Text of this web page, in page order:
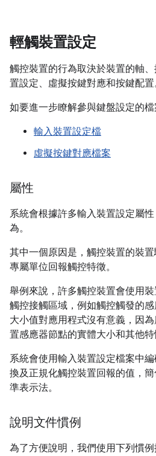
輕觸裝置設定
觸控裝置的行為取決於裝置的軸
置設定、虛擬按鍵對應和按鍵配置
如要進一步瞭解參與鍵盤設定的檔
輸入裝置設定檔
虛擬按鍵對應檔案
屬性
系統會根據許多輸入裝置設定屬
為。
其中一個原因是，觸控裝置的裝
專屬單位回報觸控特徵。
舉例來說，許多觸控裝置會使用
觸控接觸區域，例如觸控觸發的
大小值對應用程式沒有意義，因
置感應器節點的實體大小和其他特
系統會使用輸入裝置設定檔案中
換及正規化觸控裝置回報的值，
準表示法。
說明文件慣例
為了方便說明，我們使用下列慣